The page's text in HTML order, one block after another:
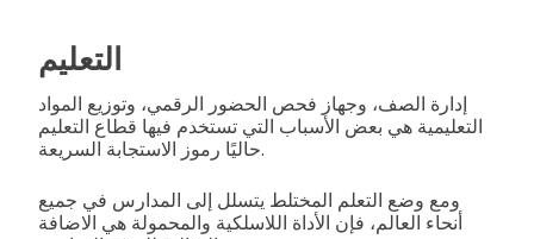
التعليم
إدارة الصف، وجهاز فحص الحضور الرقمي، وتوزيع المواد
التعليمية هي بعض الأسباب التي تستخدم فيها قطاع التعليم
حاليًا رموز الاستجابة السريعة.
ومع وضع التعلم المختلط يتسلل إلى المدارس في جميع
أنحاء العالم، فإن الأداة اللاسلكية والمحمولة هي الاضافة